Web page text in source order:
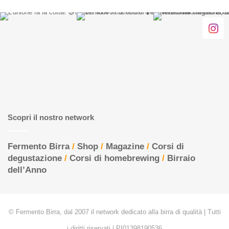
Scopri il nostro network
Fermento Birra/ Shop / Magazine / Corsi di
degustazione / Corsi di homebrewing / Birraio
dell’Anno
© Fermento Birra, dal 2007 il network dedicato alla birra di qualità | Tutti